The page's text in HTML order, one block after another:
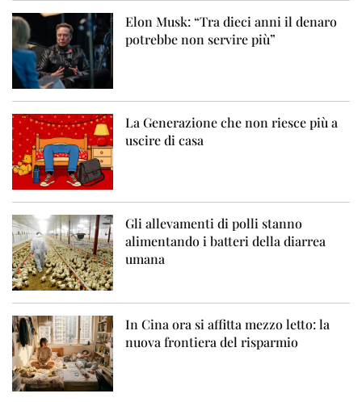
Elon Musk: “Tra dieci anni il denaro
potrebbe non servire più”
La Generazione che non riesce più a
uscire di casa
Gli allevamenti di polli stanno
alimentando i batteri della diarrea
umana
In Cina ora si affitta mezzo letto: la
nuova frontiera del risparmio